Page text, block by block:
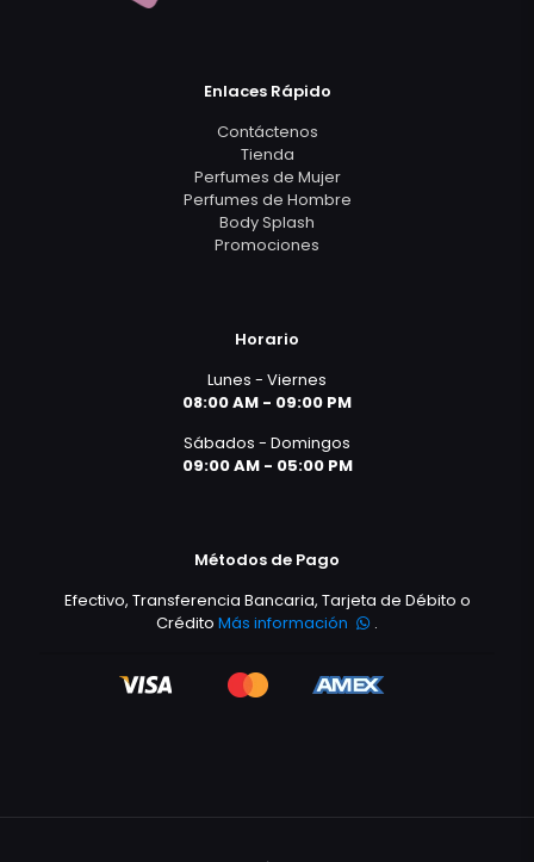
Enlaces Rápido
Contáctenos
Tienda
Perfumes de Mujer
Perfumes de Hombre
Body Splash
Promociones
Horario
Lunes - Viernes
08:00 AM - 09:00 PM
Sábados - Domingos
09:00 AM - 05:00 PM
Métodos de Pago
Efectivo, Transferencia Bancaria, Tarjeta de Débito o
CréditoMás información .